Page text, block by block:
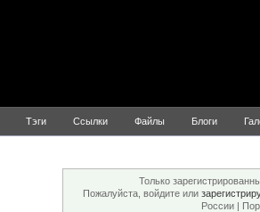
Тэги Ссылки Файлы Блоги
Только
Пожалуйста, войдите или
России |